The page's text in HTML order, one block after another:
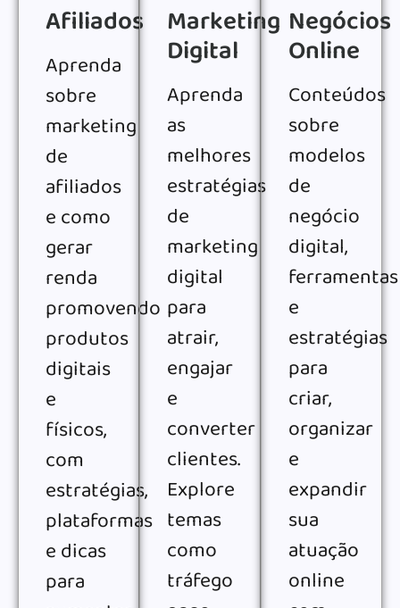
Afiliados
Aprenda
sobre
marketing
de
afiliados
e como
gerar
renda
promovendo
produtos
digitais
e
físicos,
com
estratégias,
plataformas
e dicas
para
Marketing
Digital
Aprenda
as
melhores
estratégias
de
marketing
digital
para
atrair,
engajar
e
converter
clientes.
Explore
temas
como
tráfego
Negócios
Online
Conteúdos
sobre
modelos
de
negócio
digital,
ferramentas
e
estratégias
para
criar,
organizar
e
expandir
sua
atuação
online